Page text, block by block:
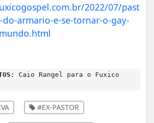
2022/07/past
do-armario-e-se-tornar-o-gay-
Caio Rangel para o Fuxico
#EX-PASTOR